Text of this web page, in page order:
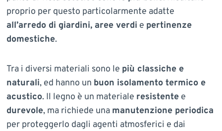
proprio per questo particolarmente adatte
all’arredo di giardini, aree verdi e pertinenze
domestiche.
Tra i diversi materiali sono le più classiche e
naturali, ed hanno un buon isolamento termico e
acustico. Il legno è un materiale resistentee
durevole, ma richiede una manutenzione periodica
per proteggerlo dagli agenti atmosferici e dai